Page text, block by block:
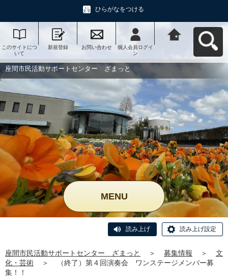
ひらがなをつける
このサイトにつ
いて
新規登録 お問い合わせ
個人会員ログイ
ン
ー ざまっとへ
座間市民活動サポートセンター ざまっと
MENU
読み上げ 読み上げ設定
座間市民活動サポートセンター ざまっと ＞ 募集情報 ＞
文
化・芸術
＞
（終了）第４回演奏会 ワンステージメンバー募
集！！